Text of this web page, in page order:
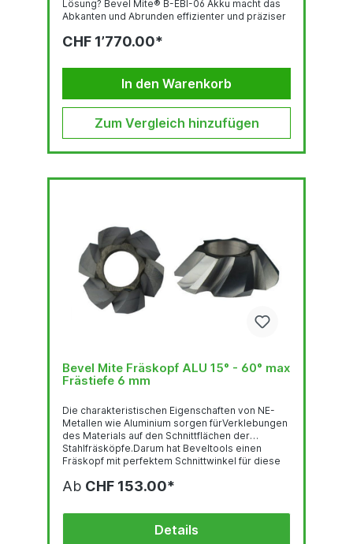
Lösung? Bevel Mite® B-EBI-06 Akku macht das
Abkanten und Abrunden effizienter und präziser
kabellose Maschine (nur 2.4 kg!)
Abkanten bis 6 mm Tiefe (15° - 22.5° - 30° - 37.5°
- 45° - 52.5° - 60°)und Abrunden mit Radius R2 -
CHF 1’770.00*
In den Warenkorb
Zum Vergleich hinzufügen
Bevel Mite Fräskopf ALU 15° - 60° max
Frästiefe 6 mm
Die charakteristischen Eigenschaften von NE-
Metallen wie Aluminium sorgen fürVerklebungen
des Materials auf den Schnittflächen der
Stahlfräsköpfe.Darum hat Beveltools einen
Fräskopf mit perfektem Schnittwinkel für diese
der richtigen Geometrie und Beschichtung
Härte ohne Probleme konsistent und ohne
Einsatz irgendeines Schmierstoffs abrunden
Ab CHF 153.00*
Details